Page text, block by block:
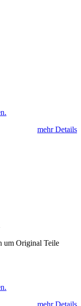
mehr Details
um Original Teile
mehr Details